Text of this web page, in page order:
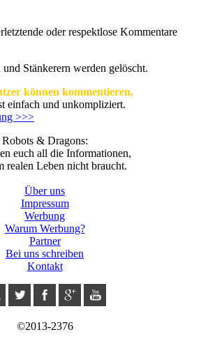
oder respektlose Kommentare
Stänkerern werden gelöscht.
können kommentieren.
einfach und unkompliziert.
>>>
Robots & Dragons:
euch all die Informationen,
realen Leben nicht braucht.
Über uns
Impressum
Werbung
Warum Werbung?
Partner
Bei uns schreiben
Kontakt
©2013-2376